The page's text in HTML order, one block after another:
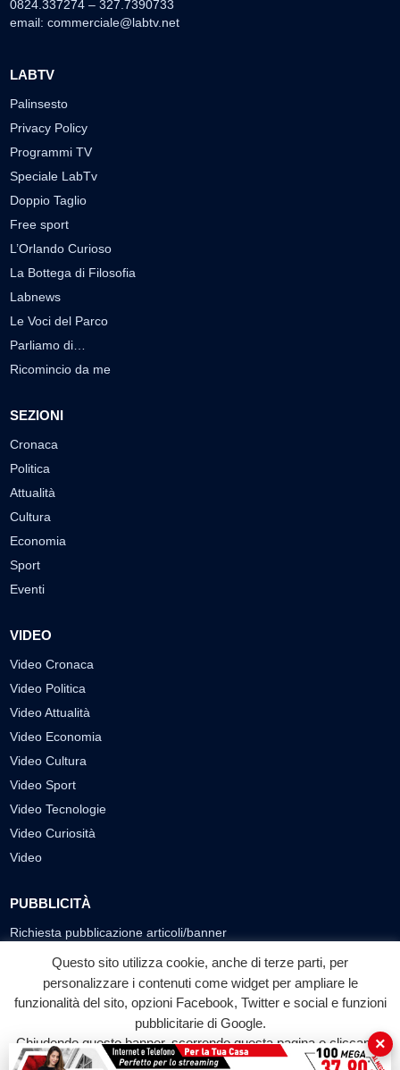
0824.337274 – 327.7390733
email: commerciale@labtv.net
LABTV
Palinsesto
Privacy Policy
Programmi TV
Speciale LabTv
Doppio Taglio
Free sport
L’Orlando Curioso
La Bottega di Filosofia
Labnews
Le Voci del Parco
Parliamo di…
Ricomincio da me
SEZIONI
Cronaca
Politica
Attualità
Cultura
Economia
Sport
Eventi
VIDEO
Video Cronaca
Video Politica
Video Attualità
Video Economia
Video Cultura
Video Sport
Video Tecnologie
Video Curiosità
Video
PUBBLICITÀ
Richiesta pubblicazione articoli/banner
SEGUICI SUI SOCIAL
f
Facebook
◎ ▶
YouTube
Questo sito utilizza cookie, anche di terze parti, per
personalizzare i contenuti come widget per ampliare le
funzionalità del sito, opzioni Facebook, Twitter e social e funzioni
pubblicitarie di Google.
Chiudendo questo banner, scorrendo questa pagina o cliccando
su qualunque suo elemento acconsenti all'uso dei cookie.
×